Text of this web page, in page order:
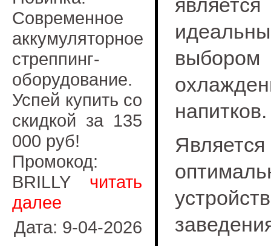
Современное
аккумуляторное
стреппинг-
оборудование.
Успей купить со
скидкой за 135
000 руб!
Промокод:
BRILLY читать
далее
Дата: 9-04-2026
является
напитков.
Является